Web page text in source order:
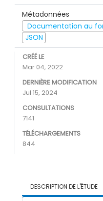
Métadonnées
Documentation au
JSON
CRÉÉ LE
Mar 04, 2022
DERNIÈRE MODIFICATION
Jul 15, 2024
CONSULTATIONS
7141
TÉLÉCHARGEMENTS
844
DESCRIPTION DE L'ÉTUDE